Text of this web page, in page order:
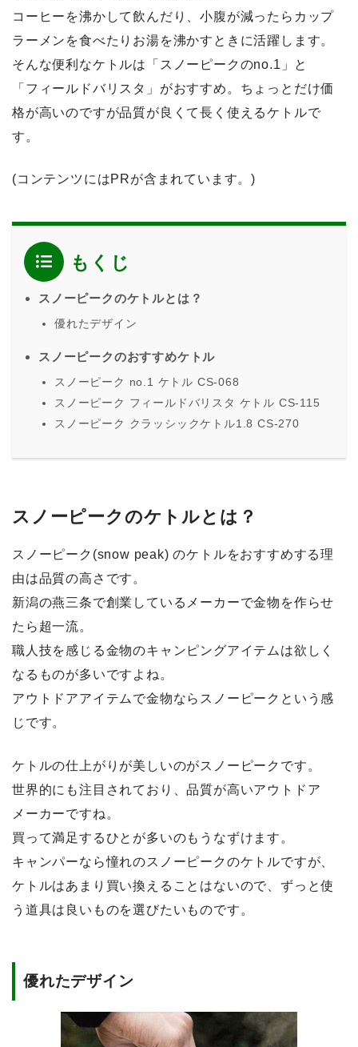
コーヒーを沸かして飲んだり、小腹が減ったらカップ
ラーメンを食べたりお湯を沸かすときに活躍します。
そんな便利なケトルは「スノーピークのno.1」と
「フィールドバリスタ」がおすすめ。ちょっとだけ価
格が高いのですが品質が良くて長く使えるケトルで
す。
(コンテンツにはPRが含まれています。)
もくじ
スノーピークのケトルとは？
優れたデザイン
スノーピークのおすすめケトル
スノーピーク no.1 ケトル CS-068
スノーピーク フィールドバリスタ ケトル CS-115
スノーピーク クラッシックケトル1.8 CS-270
スノーピークのケトルとは？
スノーピーク(snow peak) のケトルをおすすめする理
由は品質の高さです。
新潟の燕三条で創業しているメーカーで金物を作らせ
たら超一流。
職人技を感じる金物のキャンピングアイテムは欲しく
なるものが多いですよね。
アウトドアアイテムで金物ならスノーピークという感
じです。
ケトルの仕上がりが美しいのがスノーピーク です。
世界的にも注目されており、品質が高いアウトドア
メーカーですね。
買って満足するひとが多いのもうなずけます。
キャンパーなら憧れのスノーピークのケトルですが、
ケトルはあまり買い換えることはないので、ずっと使
う道具は良いものを選びたいものです。
優れたデザイン